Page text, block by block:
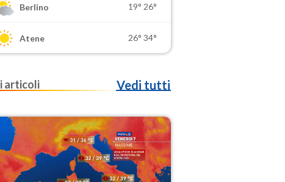
Berlino 19° 26°
Atene 26° 34°
articoli Vedi tutti